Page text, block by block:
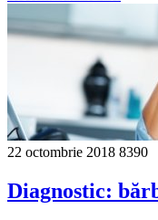
22 octombrie 2018 8390
Diagnostic: